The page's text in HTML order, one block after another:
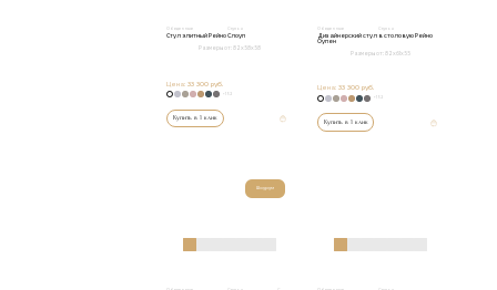
Обеденные Стулья
Стул элитный Рейно Слоуп
Размеры от: 82х58х58
Цена: 33 300 руб.
+152
Купить в 1 клик
Обеденные Стулья
Дизайнерский стул в столовую Рейно
Оупен
Размеры от: 82х61х55
Цена:33 300 руб.
+152
Купить в 1 клик
Шоурум